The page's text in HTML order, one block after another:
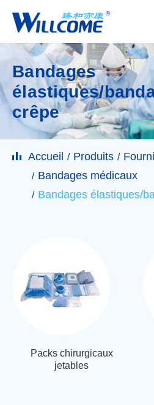
Bandages
élastiques/
crêpe
Accueil Produits
Bandages médicaux
Bandages élastiques/
Packs chirurgicaux
jetables